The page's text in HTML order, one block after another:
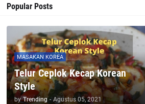
Popular Posts
MASAKAN KOREA
Telur Ceplok Kecap Korean
Style
by Trending - Agustus 05, 2021